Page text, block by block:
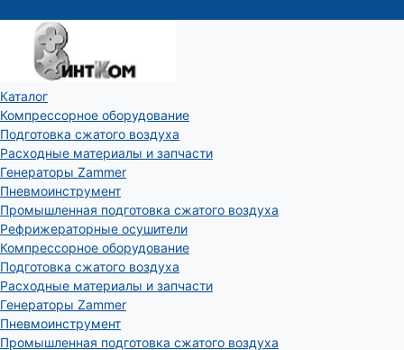
Каталог
Компрессорное оборудование
Подготовка сжатого воздуха
Расходные материалы и запчасти
Генераторы Zammer
Пневмоинструмент
Промышленная подготовка сжатого воздуха
Рефрижераторные осушители
Компрессорное оборудование
Подготовка сжатого воздуха
Расходные материалы и запчасти
Генераторы Zammer
Пневмоинструмент
Промышленная подготовка сжатого воздуха